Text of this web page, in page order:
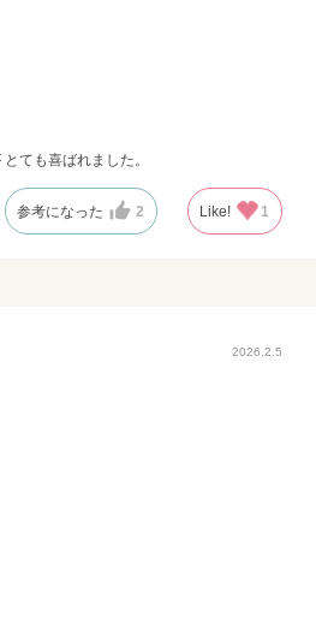
ても喜ばれました。
参考になった 2 Like! 1
2026.2.5